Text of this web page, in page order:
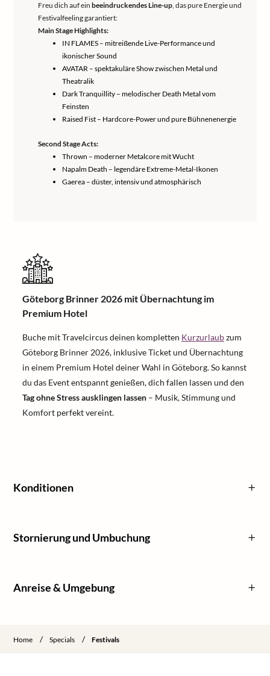
Freu dich auf ein beeindruckendes Line-up, das pure Energie und
Festivalfeeling garantiert:
Main Stage Highlights:
IN FLAMES – mitreißende Live-Performance und
ikonischer Sound
AVATAR – spektakuläre Show zwischen Metal und
Theatralik
Dark Tranquillity – melodischer Death Metal vom
Feinsten
Raised Fist – Hardcore-Power und pure Bühnenenergie
Second Stage Acts:
Thrown – moderner Metalcore mit Wucht
Napalm Death – legendäre Extreme-Metal-Ikonen
Gaerea – düster, intensiv und atmosphärisch
Göteborg Brinner 2026 mit Übernachtung im
Premium Hotel
Buche mit Travelcircus deinen kompletten Kurzurlaubzum
Göteborg Brinner 2026, inklusive Ticket und Übernachtung
in einem Premium Hotel deiner Wahl in Göteborg. So kannst
du das Event entspannt genießen, dich fallen lassen und den
Tag ohne Stress ausklingen lassen – Musik, Stimmung und
Komfort perfekt vereint.
Konditionen
Stornierung und Umbuchung
Anreise & Umgebung
Home / Specials / Festivals